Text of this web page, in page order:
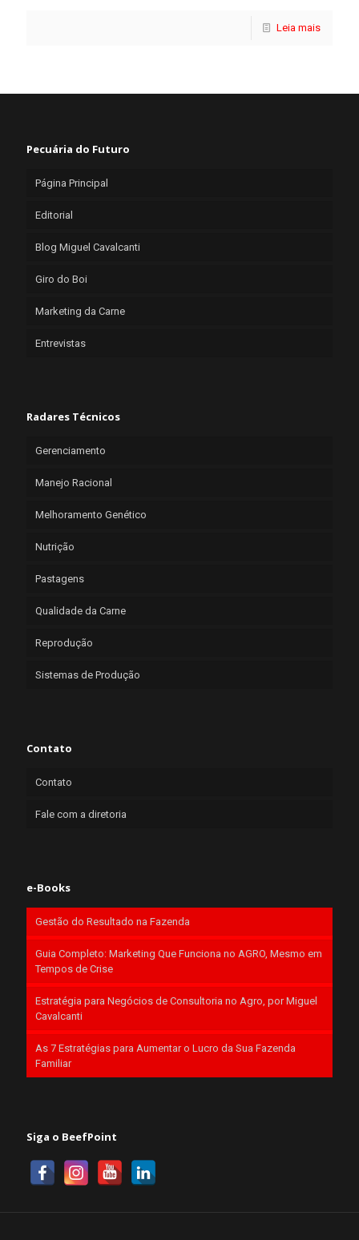
Leia mais
Pecuária do Futuro
Página Principal
Editorial
Blog Miguel Cavalcanti
Giro do Boi
Marketing da Carne
Entrevistas
Radares Técnicos
Gerenciamento
Manejo Racional
Melhoramento Genético
Nutrição
Pastagens
Qualidade da Carne
Reprodução
Sistemas de Produção
Contato
Contato
Fale com a diretoria
e-Books
Gestão do Resultado na Fazenda
Guia Completo: Marketing Que Funciona no AGRO, Mesmo em
Tempos de Crise
Estratégia para Negócios de Consultoria no Agro, por Miguel
Cavalcanti
As 7 Estratégias para Aumentar o Lucro da Sua Fazenda
Familiar
Siga o BeefPoint